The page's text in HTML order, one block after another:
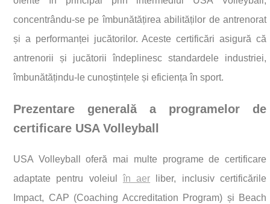
concentrându-se pe îmbunătățirea abilităților de antrenorat
și a performanței jucătorilor. Aceste certificări asigură că
antrenorii și jucătorii îndeplinesc standardele industriei,
îmbunătățindu-le cunoștințele și eficiența în sport.
Prezentare generală a programelor de
certificare USA Volleyball
USA Volleyball oferă mai multe programe de certificare
adaptate pentru voleiul în aer liber, inclusiv certificările
Impact, CAP (Coaching Accreditation Program) și Beach